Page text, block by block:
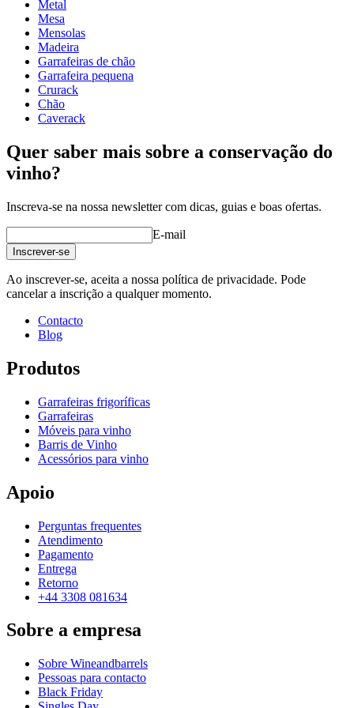
Peso (kg)
Metal
Mesa
Mensolas
Madeira
Garrafeiras de chão
Garrafeira pequena
Crurack
Chão
Caverack
Quer saber mais sobre a conservação do
vinho?
Inscreva-se na nossa newsletter com dicas, guias e boas ofertas.
E-mail
Inscrever-se
Ao inscrever-se, aceita a nossa política de privacidade. Pode
cancelar a inscrição a qualquer momento.
Contacto
Blog
Produtos
Garrafeiras frigoríficas
Garrafeiras
Móveis para vinho
Barris de Vinho
Acessórios para vinho
Apoio
Perguntas frequentes
Atendimento
Pagamento
Entrega
Retorno
+44 3308 081634
Sobre a empresa
Sobre Wineandbarrels
Pessoas para contacto
Black Friday